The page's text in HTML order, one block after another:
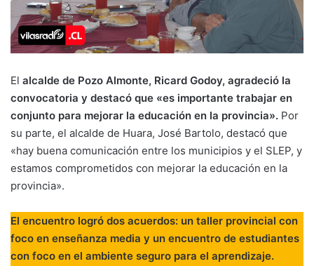
El alcalde de Pozo Almonte, Ricard Godoy, agradeció la
convocatoria y destacó que «es importante trabajar en
conjunto para mejorar la educación en la provincia». Por
su parte, el alcalde de Huara, José Bartolo, destacó que
«hay buena comunicación entre los municipios y el SLEP, y
estamos comprometidos con mejorar la educación en la
provincia».
El encuentro logró dos acuerdos: un taller provincial con
foco en enseñanza media y un encuentro de estudiantes
con foco en el ambiente seguro para el aprendizaje.